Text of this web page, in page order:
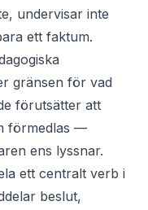
undervisar inte
ett faktum.
gränsen för vad
förutsätter att
förmedlas —
ens lyssnar.
ett centralt verb i
beslut,